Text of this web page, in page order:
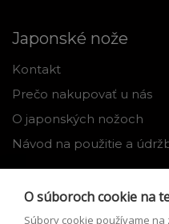
Japonské nože
Kontakt
Prečo nakupovať u nás
O japonských nožoch
Návod na použitie a
O súboroch cookie na
Súbory cookie používame